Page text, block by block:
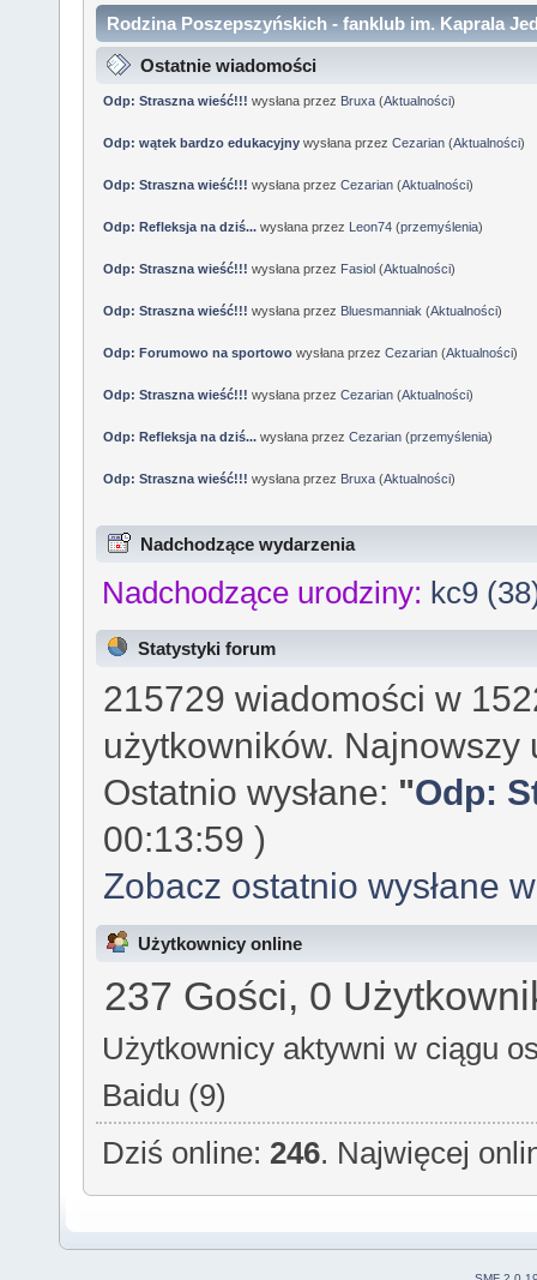
Rodzina Poszepszyńskich - fanklub im. Kaprala
Ostatnie wiadomości
Odp: Straszna wieść!!! wysłana przez Bruxa(Aktualności)
Odp: wątek bardzo edukacyjnywysłana przez Cezarian(Aktualności)
Odp: Straszna wieść!!! wysłana przez Cezarian(Aktualności)
Odp: Refleksja na dziś...wysłana przez Leon74(przemyślenia)
Odp: Straszna wieść!!! wysłana przez Fasiol(Aktualności)
Odp: Straszna wieść!!! wysłana przez Bluesmanniak (Aktualności)
Odp: Forumowo na sportowowysłana przez Cezarian(Aktualności)
Odp: Straszna wieść!!! wysłana przez Cezarian(Aktualności)
Odp: Refleksja na dziś...wysłana przez Cezarian(przemyślenia)
Odp: Straszna wieść!!! wysłana przez Bruxa(Aktualności)
Nadchodzące wydarzenia
Nadchodzące urodziny: kc9
Statystyki forum
215729 wiadomości w
użytkowników.
Ostatnio wysłane: "Odp:
00:13:59 )
Zobacz ostatnio wysłane
Użytkownicy online
237 Gości, 0
Użytkownicy aktywni w ciągu
Baidu (9)
Dziś online: 246. Najwięcej